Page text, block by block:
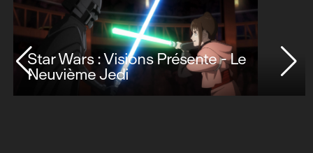
Star Wars : Visions Présente - Le
Neuvième Jedi